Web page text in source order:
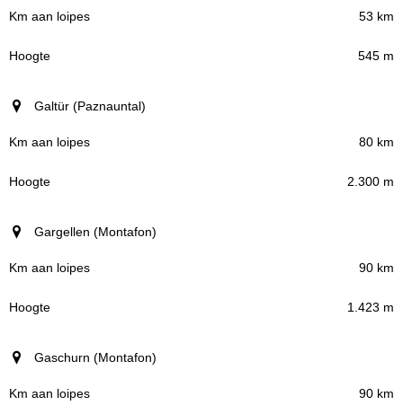
53 km
545 m
Galtür (Paznauntal)
80 km
2.300 m
Gargellen (Montafon)
90 km
1.423 m
Gaschurn (Montafon)
90 km